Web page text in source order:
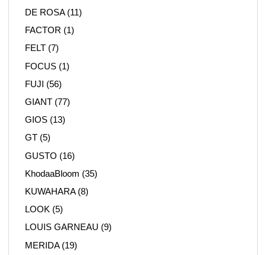
DE ROSA(11)
FACTOR (1)
FELT (7)
FOCUS (1)
FUJI (56)
GIANT (77)
GIOS (13)
GT (5)
GUSTO (16)
KhodaaBloom (35)
KUWAHARA(8)
LOOK (5)
LOUIS GARNEAU (9)
MERIDA(19)